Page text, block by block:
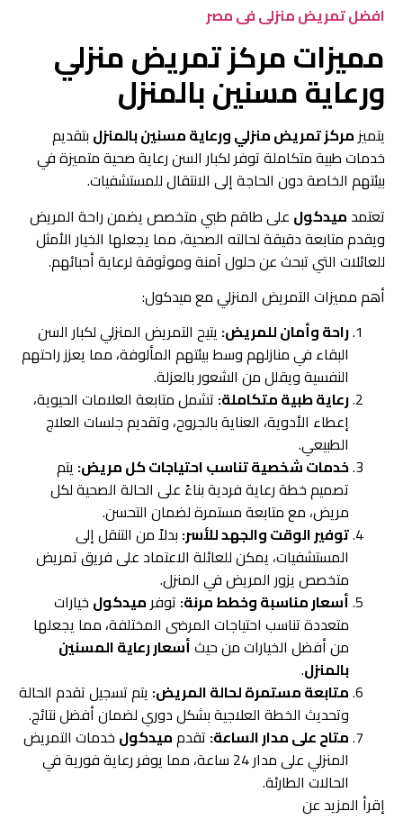
افضل تمريض منزلى فى مصر
مميزات مركز تمريض منزلي
ورعاية مسنين بالمنزل
يتميزمركز تمريض منزلي ورعاية مسنين بالمنزل بتقديم
خدمات طبية متكاملة توفر لكبار السن رعاية صحية متميزة في
بيئتهم الخاصة دون الحاجة إلى الانتقال للمستشفيات.
تعتمد ميدكول على طاقم طبي متخصص يضمن راحة المريض
ويقدم متابعة دقيقة لحالته الصحية، مما يجعلها الخيار الأمثل
للعائلات التي تبحث عن حلول آمنة وموثوقة لرعاية أحبائهم.
أهم مميزات التمريض المنزلي مع ميدكول:
راحة وأمان للمريض: يتيح التمريض المنزلي لكبار السن
البقاء في منازلهم وسط بيئتهم المألوفة، مما يعزز راحتهم
النفسية ويقلل من الشعور بالعزلة.
رعاية طبية متكاملة: تشمل متابعة العلامات الحيوية،
إعطاء الأدوية، العناية بالجروح، وتقديم جلسات العلاج
الطبيعي.
خدمات شخصية تناسب احتياجات كل مريض: يتم
تصميم خطة رعاية فردية بناءً على الحالة الصحية لكل
مريض، مع متابعة مستمرة لضمان التحسن.
توفير الوقت والجهد للأسر: بدلاً من التنقل إلى
المستشفيات، يمكن للعائلة الاعتماد على فريق تمريض
متخصص يزور المريض في المنزل.
أسعار مناسبة وخطط مرنة: توفرميدكول خيارات
متعددة تناسب احتياجات المرضى المختلفة، مما يجعلها
من أفضل الخيارات من حيثأسعار رعاية المسنين
بالمنزل.
متابعة مستمرة لحالة المريض: يتم تسجيل تقدم الحالة
وتحديث الخطة العلاجية بشكل دوري لضمان أفضل نتائج.
متاح على مدار الساعة: تقدمميدكول خدمات التمريض
المنزلي على مدار 24 ساعة، مما يوفر رعاية فورية في
الحالات الطارئة.
إقرأ المزيد عن